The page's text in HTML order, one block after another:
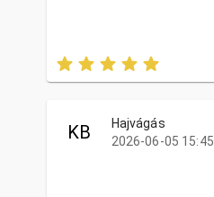
KB
Hajvágás
2026-06-05 15:45